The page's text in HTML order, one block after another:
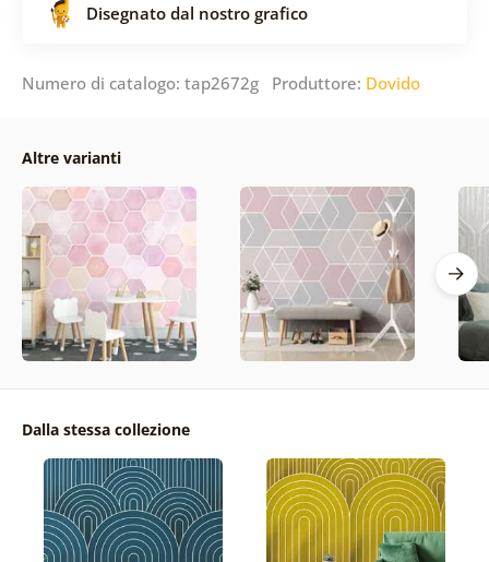
Disegnato dal nostro grafico
Numero di catalogo: tap2672g Produttore: Dovido
Altre varianti
Dalla stessa collezione